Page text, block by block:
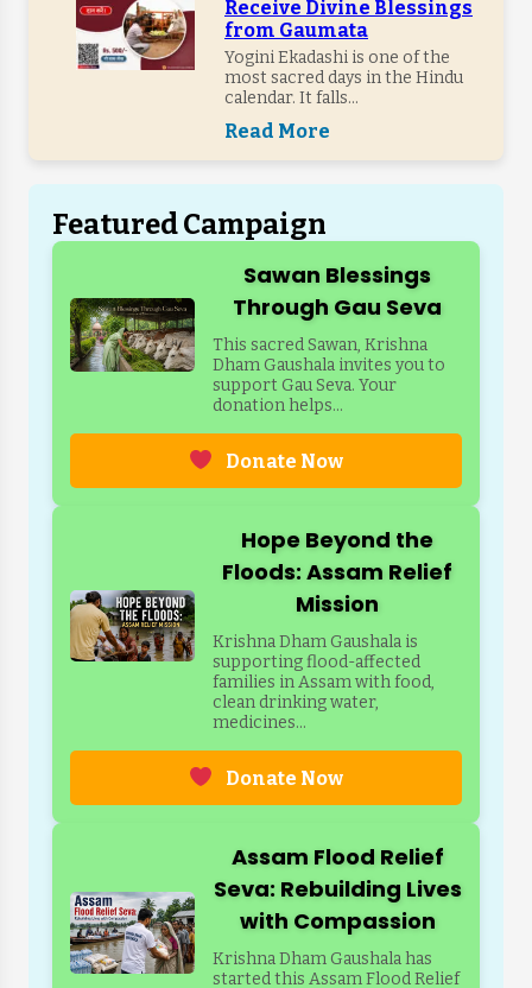
Receive Divine Blessings
from Gaumata
Yogini Ekadashi is one of the
most sacred days in the Hindu
calendar. It falls...
Read More
Featured Campaign
Sawan Blessings
Through Gau Seva
This sacred Sawan, Krishna
Dham Gaushala invites you to
support Gau Seva. Your
donation helps...
Donate Now
Hope Beyond the
Floods: Assam Relief
Mission
Krishna Dham Gaushala is
supporting flood-affected
families in Assam with food,
clean drinking water,
medicines...
Donate Now
Assam Flood Relief
Seva: Rebuilding Lives
with Compassion
Krishna Dham Gaushala has
started this Assam Flood Relief